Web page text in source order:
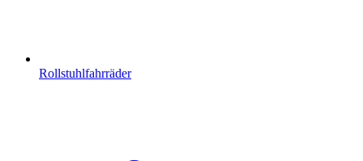
Rollstuhlfahrräder